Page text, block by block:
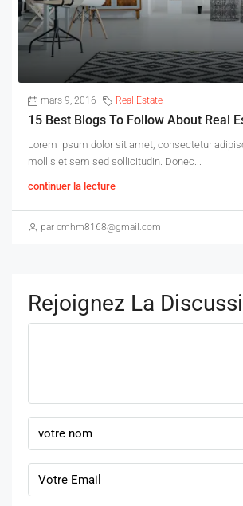
mars 9, 2016 Real Estate
15 Best Blogs To Follow About Real
Lorem ipsum dolor sit amet, consectetur
mollis et sem sed sollicitudin. Donec...
continuer la lecture
par cmhm8168@gmail.com
Rejoignez La